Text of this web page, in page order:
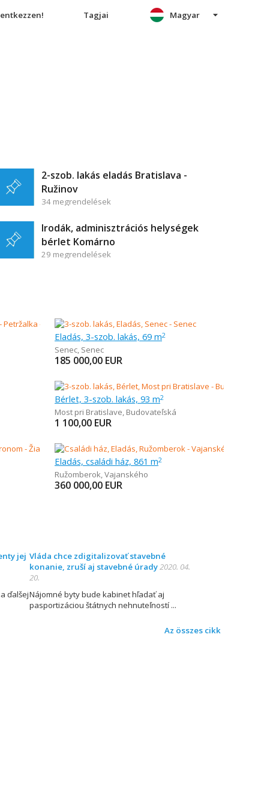
Tagjai Magyar
2-szob. lakás eladás Bratislava -
Ružinov
34 megrendelések
Irodák, adminisztrációs helységek
bérlet Komárno
29 megrendelések
Eladás, 3-szob. lakás, 69 m2
Senec, Senec
185 000,00 EUR
Bérlet, 3-szob. lakás, 93 m2
Most pri Bratislave, Budovateľská
1 100,00 EUR
Eladás, családi ház, 861 m2
Ružomberok,Vajanského
360 000,00 EUR
jej
ďalšej
Vláda chce zdigitalizovať stavebné
konanie, zruší aj stavebné úrady2020. 04.
20.
Nájomné byty bude kabinet hľadať aj
pasportizáciou štátnych nehnuteľností
Az összes cikk